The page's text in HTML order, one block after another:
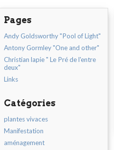
Pages
Andy Goldsworthy "Pool of Light"
Antony Gormley "One and other"
Christian lapie " Le Pré de l'entre
deux"
Links
Catégories
plantes vivaces
Manifestation
aménagement